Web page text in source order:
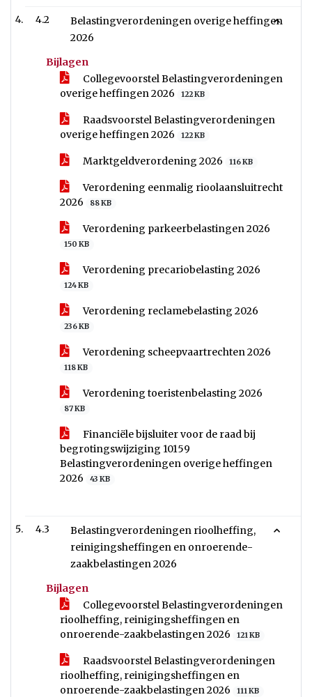
4.2
Belastingverordeningen overige heffingen
2026
Bijlagen
Collegevoorstel Belastingverordeningen
overige heffingen 2026
122 KB
Raadsvoorstel Belastingverordeningen
overige heffingen 2026
122 KB
Marktgeldverordening 2026 116 KB
Verordening eenmalig rioolaansluitrecht
2026
88 KB
Verordening parkeerbelastingen 2026
150 KB
Verordening precariobelasting 2026
124 KB
Verordening reclamebelasting 2026
236 KB
Verordening scheepvaartrechten 2026
118 KB
Verordening toeristenbelasting 2026
87 KB
Financiële bijsluiter voor de raad bij
begrotingswijziging 10159
Belastingverordeningen overige heffingen
2026
43 KB
4.3
Belastingverordeningen rioolheffing,
reinigingsheffingen en onroerende-
zaakbelastingen 2026
Bijlagen
Collegevoorstel Belastingverordeningen
rioolheffing, reinigingsheffingen en
onroerende-zaakbelastingen 2026
121 KB
Raadsvoorstel Belastingverordeningen
rioolheffing, reinigingsheffingen en
onroerende-zaakbelastingen 2026
111 KB